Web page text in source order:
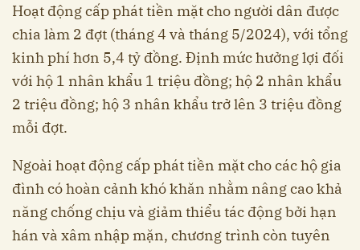
Hoạt động cấp phát tiền mặt cho người dân được
chia làm 2 đợt (tháng 4 và tháng 5/2024), với tổng
kinh phí hơn 5,4 tỷ đồng. Định mức hưởng lợi đối
với hộ 1 nhân khẩu 1 triệu đồng; hộ 2 nhân khẩu
2 triệu đồng; hộ 3 nhân khẩu trở lên 3 triệu đồng
mỗi đợt.
Ngoài hoạt động cấp phát tiền mặt cho các hộ gia
đình có hoàn cảnh khó khăn nhằm nâng cao khả
năng chống chịu và giảm thiểu tác động bởi hạn
hán và xâm nhập mặn, chương trình còn tuyên